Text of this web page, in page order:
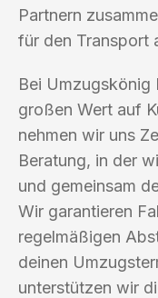
Partnern
für den Transport
Bei Umzugskönig
großen Wert auf
nehmen wir uns
Beratung, in der
und gemeinsam
Wir garantieren
regelmäßigen
deinen
unterstützen wir